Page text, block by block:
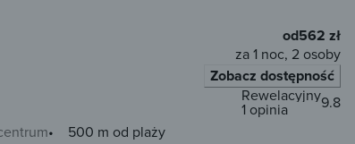
od562 zł
za 1 noc, 2 osoby
Zobacz dostępność
500 m od plaży
9.8
Rewelacyjny
1 opinia